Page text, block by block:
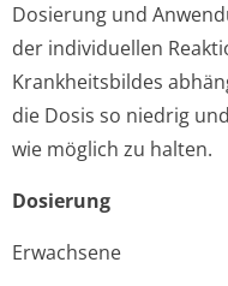
Dosierung und
der individuellen
Krankheitsbildes
die Dosis so niedrig
wie möglich zu halten.
Dosierung
Erwachsene